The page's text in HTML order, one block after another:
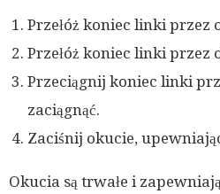
Przełóż koniec linki przez
Przełóż koniec linki przez
Przeciągnij koniec linki
zaciągnąć.
Zaciśnij okucie,
Okucia są trwałe i